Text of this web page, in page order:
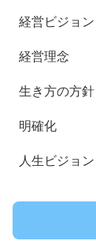
経営ビジョン
経営理念
生き方の方針
明確化
人生ビジョン